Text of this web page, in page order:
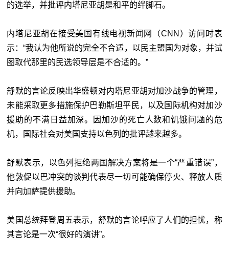
的选举，并批评内塔尼亚胡是和平的绊脚石。
内塔尼亚胡在接受美国有线电视新闻网（CNN）访问时表
示：“我认为他所说的完全不合适，以民主盟国为对象，并试
图取代那里的民选领导层是不合适的。”
舒默的言论反映出华盛顿对内塔尼亚胡对加沙战争的管理，
未能采取更多措施保护巴勒斯坦平民，以及国际机构对加沙
援助的不满日益加深。因加沙的死亡人数和饥饿问题的危
机，国际社会对美国支持以色列的批评越来越多。
舒默表示，以色列拒绝两国解决方案将是一个“严重错误”，
他敦促以巴冲突的谈判代表尽一切可能确保停火、释放人质
并向加萨提供援助。
美国总统拜登周五表示，舒默的言论呼应了人们的担忧，称
其言论是一次“很好的演讲”。